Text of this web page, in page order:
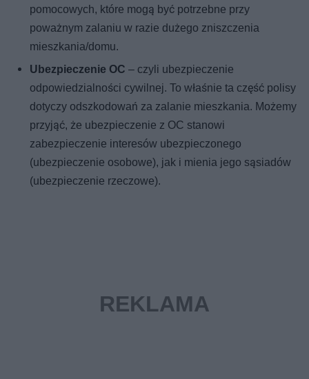
pomocowych, które mogą być potrzebne przy
poważnym zalaniu w razie dużego zniszczenia
mieszkania/domu.
Ubezpieczenie OC – czyli ubezpieczenie
odpowiedzialności cywilnej. To właśnie ta część polisy
dotyczy odszkodowań za zalanie mieszkania. Możemy
przyjąć, że ubezpieczenie z OC stanowi
zabezpieczenie interesów ubezpieczonego
(ubezpieczenie osobowe), jak i mienia jego sąsiadów
(ubezpieczenie rzeczowe).